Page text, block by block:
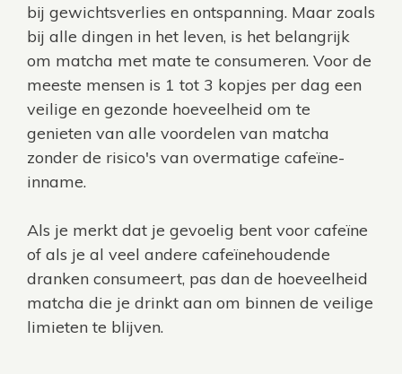
bij gewichtsverlies en ontspanning. Maar zoals
bij alle dingen in het leven, is het belangrijk
om matcha met mate te consumeren. Voor de
meeste mensen is 1 tot 3 kopjes per dag een
veilige en gezonde hoeveelheid om te
genieten van alle voordelen van matcha
zonder de risico's van overmatige cafeïne-
inname.
Als je merkt dat je gevoelig bent voor cafeïne
of als je al veel andere cafeïnehoudende
dranken consumeert, pas dan de hoeveelheid
matcha die je drinkt aan om binnen de veilige
limieten te blijven.